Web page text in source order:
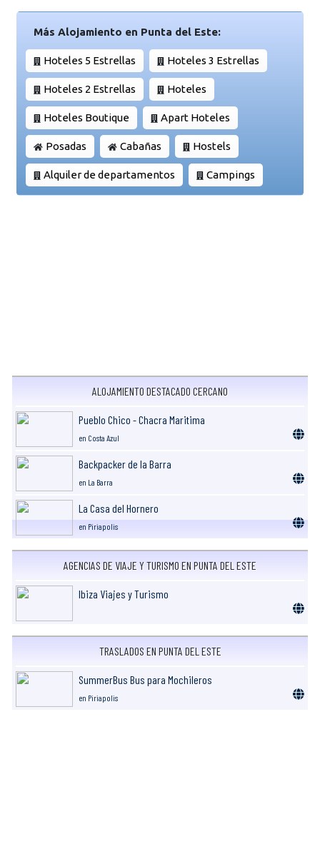
Más Alojamiento en Punta del Este:
Hoteles 5 Estrellas Hoteles 3 Estrellas
Hoteles 2 Estrellas Hoteles
Hoteles Boutique Apart Hoteles
Posadas Cabañas Hostels
Alquiler de departamentos Campings
ALOJAMIENTO DESTACADO CERCANO
Pueblo Chico - Chacra Maritima
en Costa Azul
Backpacker de la Barra
en La Barra
La Casa del Hornero
en Piriapolis
AGENCIAS DE VIAJE Y TURISMO EN PUNTA DEL ESTE
Ibiza Viajes y Turismo
TRASLADOS EN PUNTA DEL ESTE
SummerBus Bus para Mochileros
en Piriapolis